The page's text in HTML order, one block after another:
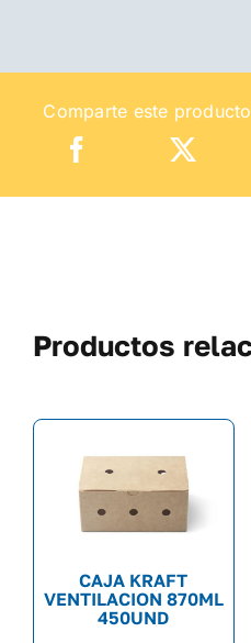
Comparte este
Productos
CAJA KRAFT
VENTILACION 870ML
450UND